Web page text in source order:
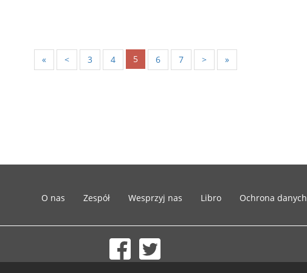
« < 3 4 5 6 7 > »
O nas Zespół Wesprzyj nas Libro Ochrona danych